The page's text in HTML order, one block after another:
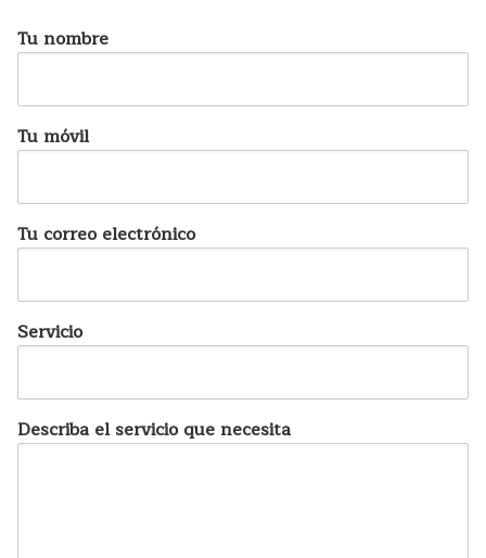
Tu nombre
Tu móvil
Tu correo electrónico
Servicio
Describa el servicio que necesita